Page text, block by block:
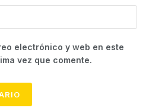
electrónico y web en este
vez que comente.